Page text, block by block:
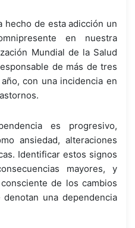
hecho de esta adicción un
en nuestra
Mundial de la Salud
de más de tres
con una incidencia en
es progresivo,
ansiedad, alteraciones
Identificar estos signos
mayores, y
de los cambios
una dependencia